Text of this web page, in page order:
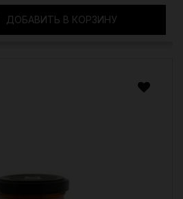
ДОБАВИТЬ В КОРЗИНУ